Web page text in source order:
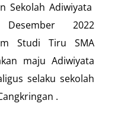
Sekolah Adiwiyata
Desember 2022
Studi Tiru SMA
maju Adiwiyata
selaku sekolah
.